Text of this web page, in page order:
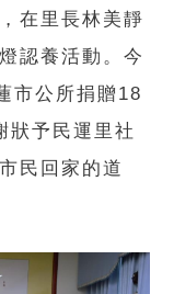
在里長林美靜
認養活動。今
市公所捐贈18
狀予民運里社
民回家的道